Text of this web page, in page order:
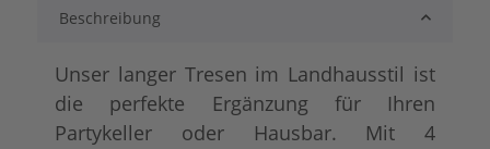
Beschreibung
Unser langer Tresen im Landhausstil ist
die perfekte Ergänzung für Ihren
Partykeller oder Hausbar. Mit 4